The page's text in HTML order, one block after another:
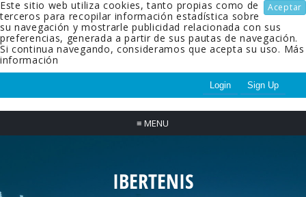
Aceptar
Este sitio web utiliza cookies, tanto propias como de
terceros para recopilar información estadística sobre
su navegación y mostrarle publicidad relacionada con sus
preferencias, generada a partir de sus pautas de navegación.
Si continua navegando, consideramos que acepta su uso. Más
información
Login Sign Up
≡ MENU
IBERTENIS